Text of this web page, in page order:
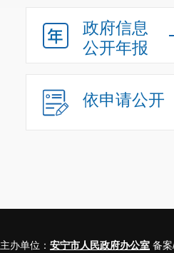
政府信息
公开年报
依申请公开
主办单位： 安宁市人民政府办公室 备案